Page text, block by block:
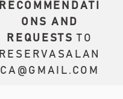
RECOMMENDATI
ONS AND
REQUESTS TO
RESERVASALAN
CA@GMAIL.COM